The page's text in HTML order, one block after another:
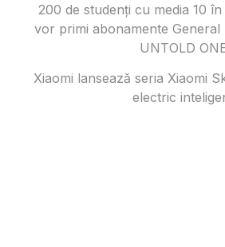
200 de studenți cu media 10
vor primi abonamente General
UNTOLD
Xiaomi lansează seria Xiaomi
electric